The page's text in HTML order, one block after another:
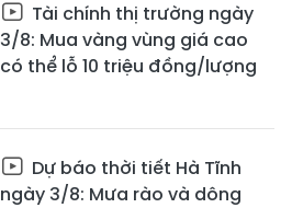
Tài chính thị trường ngày
3/8: Mua vàng vùng giá cao
có thể lỗ 10 triệu đồng/lượng
Dự báo thời tiết Hà Tĩnh
ngày 3/8: Mưa rào và dông